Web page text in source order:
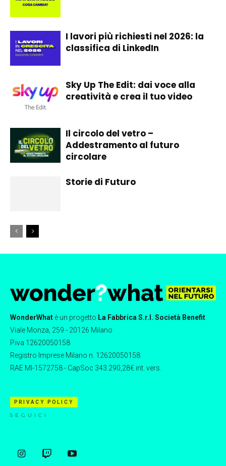
I lavori più richiesti nel 2026: la
classifica di LinkedIn
Sky Up The Edit: dai voce alla
creatività e crea il tuo video
Il circolo del vetro –
Addestramento al futuro
circolare
Storie di Futuro
WonderWhat è un progetto La Fabbrica S.r.l. Società Benefit
Viale Monza, 259 - 20126 Milano
P.iva 12620050158
Registro Imprese Milano n. 12620050158
RAE MI-1572758 - CapSoc 343.290,28€ int. vers.
PRIVACY POLICY
SEGUICI